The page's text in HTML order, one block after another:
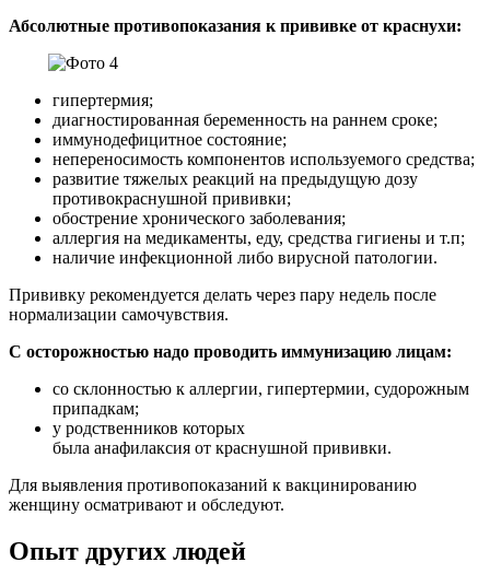
Абсолютные противопоказания к прививке от краснухи:
гипертермия;
диагностированная беременность на раннем сроке;
иммунодефицитное состояние;
непереносимость компонентов используемого средства;
развитие тяжелых реакций на предыдущую дозу
противокраснушной прививки;
обострение хронического заболевания;
аллергия на медикаменты, еду, средства гигиены и т.п;
наличие инфекционной либо вирусной патологии.
Прививку рекомендуется делать через пару недель после
нормализации самочувствия.
С осторожностью надо проводить иммунизацию лицам:
со склонностью к аллергии, гипертермии, судорожным
припадкам;
у родственников которых
была анафилаксия от краснушной прививки.
Для выявления противопоказаний к вакцинированию
женщину осматривают и обследуют.
Опыт других людей